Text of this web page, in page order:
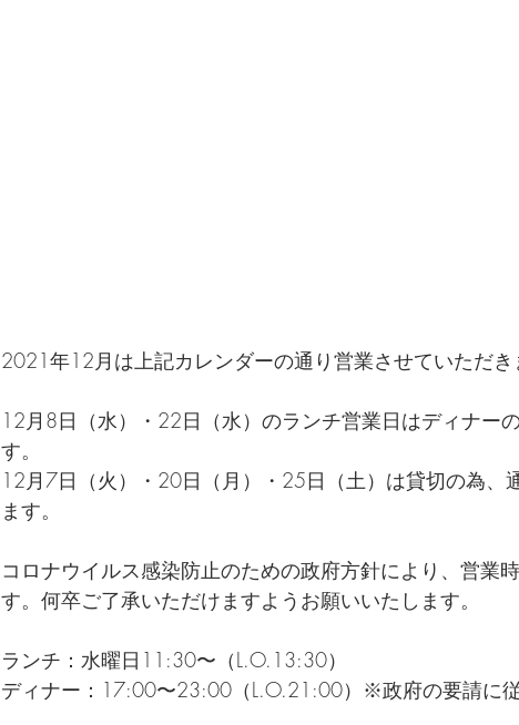
2021年12月は上記カレンダーの通り営業させていただき
12月8日（水）・22日（水）のランチ営業日はディナー
す。
12月7日（火）・20日（月）・25日（土）は貸切の為、
ます。
コロナウイルス感染防止のための政府方針により、営業
す。何卒ご了承いただけますようお願いいたします。
ランチ：水曜日11:30〜（L.O.13:30）
ディナー：17:00〜23:00（L.O.21:00）※政府の要請に